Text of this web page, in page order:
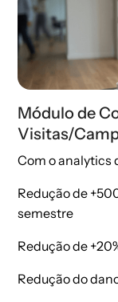
Módulo de
Visitas/
Com o analytics
Redução de
semestre​
Redução de
Redução do